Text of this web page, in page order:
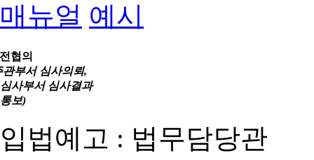
매뉴얼 예시
협의
관부서 심사의뢰,
심사부서 심사결과
통보)
입법예고 : 법무담당관